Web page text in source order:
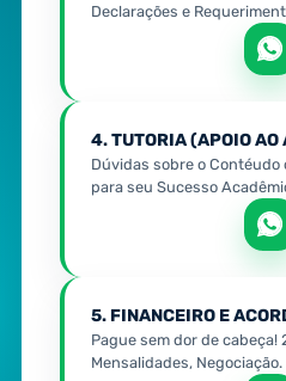
Declarações e
4. TUTORIA (APOIO AO
Dúvidas sobre o
para seu Sucesso
5. FINANCEIRO E
Pague sem dor de cabeça!
Mensalidades, Negociação.